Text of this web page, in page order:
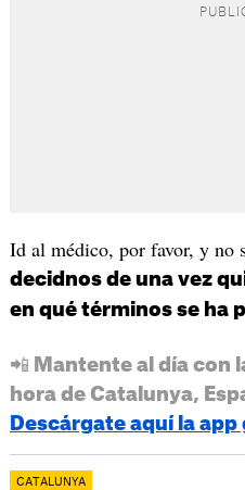
Id al médico, por favor, y
decidnos de una vez
en qué términos se ha
📲 Mantente al día con
hora de Catalunya,
Descárgate aquí la
CATALUNYA